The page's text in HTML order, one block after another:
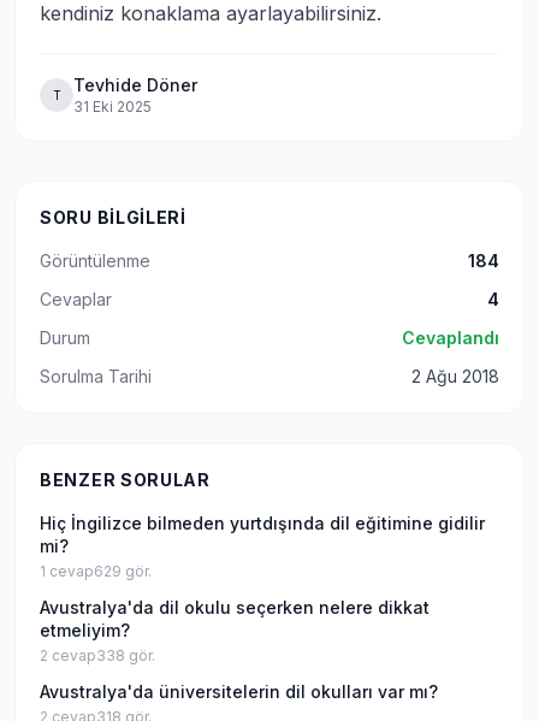
kendiniz konaklama ayarlayabilirsiniz.
T Tevhide Döner
31 Eki 2025
SORU BILGILERI
Görüntülenme
184
Cevaplar
4
Durum
Cevaplandı
Sorulma Tarihi
2 Ağu 2018
BENZER SORULAR
Hiç İngilizce bilmeden yurtdışında dil eğitimine gidilir
mi?
1 cevap629 gör.
Avustralya'da dil okulu seçerken nelere dikkat
etmeliyim?
2 cevap338 gör.
Avustralya'da üniversitelerin dil okulları var mı?
2 cevap318 gör.